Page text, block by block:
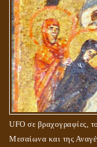
UFO σε βραχογραφίες,
Μεσαίωνα και της